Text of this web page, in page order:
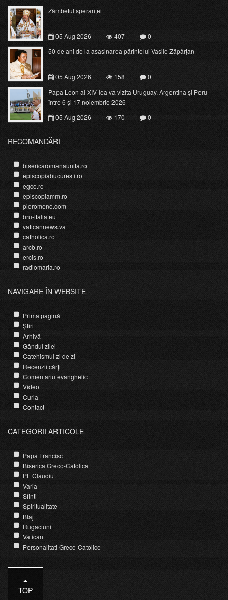
Zâmbetul speranței
05 Aug 2026 407
0
50 de ani de la asasinarea părintelui Vasile Zăpârțan
05 Aug 2026 158
0
Papa Leon al XIV-lea va vizita Uruguay, Argentina și Peru
între 6 și 17 noiembrie 2026
05 Aug 2026
170 0
RECOMANDĂRI
bisericaromanaunita.ro
episcopiabucuresti.ro
egco.ro
episcopiamm.ro
pioromeno.com
bru-italia.eu
vaticannews.va
catholica.ro
arcb.ro
ercis.ro
radiomaria.ro
NAVIGARE ÎN WEBSITE
Prima pagină
Știri
Arhivă
Gândul zilei
Catehismul zi de zi
Recenzii cărți
Comentariu evanghelic
Video
Curia
Contact
CATEGORII ARTICOLE
Papa Francisc
Biserica Greco-Catolica
PF Claudiu
Varia
Sfinti
Spiritualitate
Blaj
Rugaciuni
Vatican
Personalitati Greco-Catolice
TOP